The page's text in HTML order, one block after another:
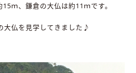
ｍ、鎌倉の大仏は約11ｍです。
大仏を見学してきました♪